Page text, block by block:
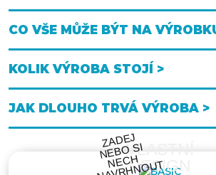
CO VŠE MŮŽE BÝT NA
KOLIK VÝROBA STOJÍ >
JAK DLOUHO TRVÁ VÝROBA >
VLASTNÍ
DESIGN
ZA
DEJ
NEB
O SI
NE
C
H
NAV
R
H
N
O